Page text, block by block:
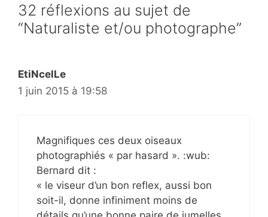
32 réflexions au sujet de
“Naturaliste et/ou photographe”
EtiNcelLe
1 juin 2015 à 19:58
Magnifiques ces deux oiseaux
photographiés « par hasard ». :wub:
Bernard dit :
« le viseur d’un bon reflex, aussi bon
soit-il, donne infiniment moins de